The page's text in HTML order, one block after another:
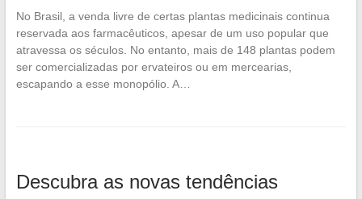
No Brasil, a venda livre de certas plantas medicinais continua
reservada aos farmacêuticos, apesar de um uso popular que
atravessa os séculos. No entanto, mais de 148 plantas podem
ser comercializadas por ervateiros ou em mercearias,
escapando a esse monopólio. A…
Descubra as novas tendências